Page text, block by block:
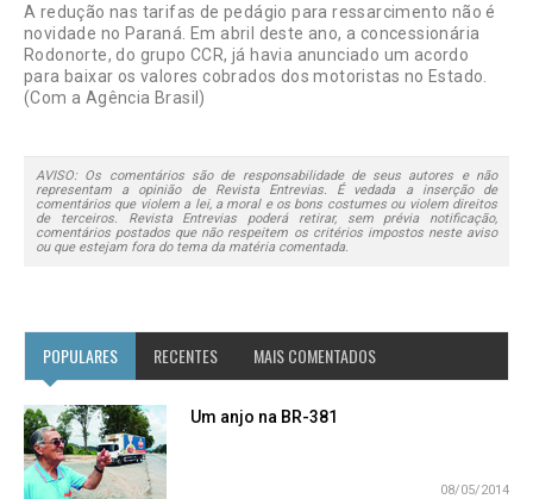
A redução nas tarifas de pedágio para ressarcimento não é
novidade no Paraná. Em abril deste ano, a concessionária
Rodonorte, do grupo CCR, já havia anunciado um acordo
para baixar os valores cobrados dos motoristas no Estado.
(Com a Agência Brasil)
AVISO: Os comentários são de responsabilidade de seus autores e não
representam a opinião de Revista Entrevias. É vedada a inserção de
comentários que violem a lei, a moral e os bons costumes ou violem direitos
de terceiros. Revista Entrevias poderá retirar, sem prévia notificação,
comentários postados que não respeitem os critérios impostos neste aviso
ou que estejam fora do tema da matéria comentada.
POPULARES RECENTES MAIS COMENTADOS
Um anjo na BR-381
08/05/2014